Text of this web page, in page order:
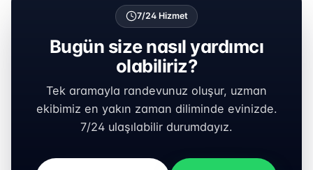
7/24 Hizmet
Bugün size nasıl yardımcı
olabiliriz?
Tek aramayla randevunuz oluşur, uzman
ekibimiz en yakın zaman diliminde evinizde.
7/24 ulaşılabilir durumdayız.